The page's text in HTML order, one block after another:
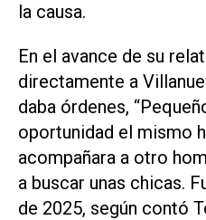
la causa.
En el avance de su
directamente a
daba órdenes,
oportunidad el mismo
acompañara a otro
a buscar unas chicas.
de 2025, según contó